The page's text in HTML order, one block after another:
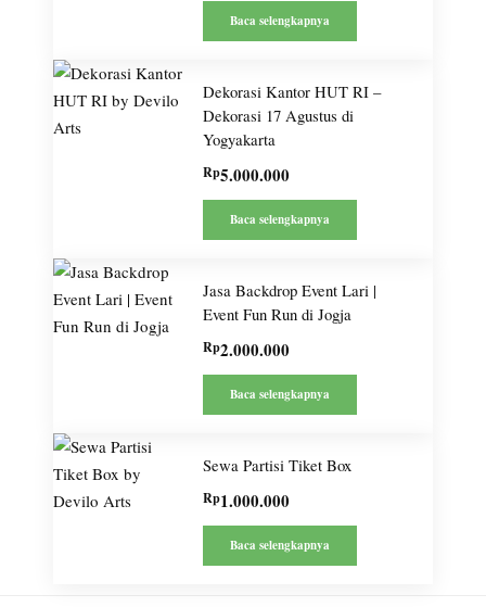
Baca selengkapnya
Dekorasi Kantor HUT RI –
Dekorasi 17 Agustus di
Yogyakarta
Rp5.000.000
Baca selengkapnya
Jasa Backdrop Event Lari |
Event Fun Run di Jogja
Rp2.000.000
Baca selengkapnya
Sewa Partisi Tiket Box
Rp1.000.000
Baca selengkapnya